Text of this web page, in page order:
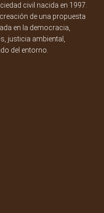
civil nacida en 1997.
de una propuesta
en la democracia,
justicia ambiental,
del entorno.